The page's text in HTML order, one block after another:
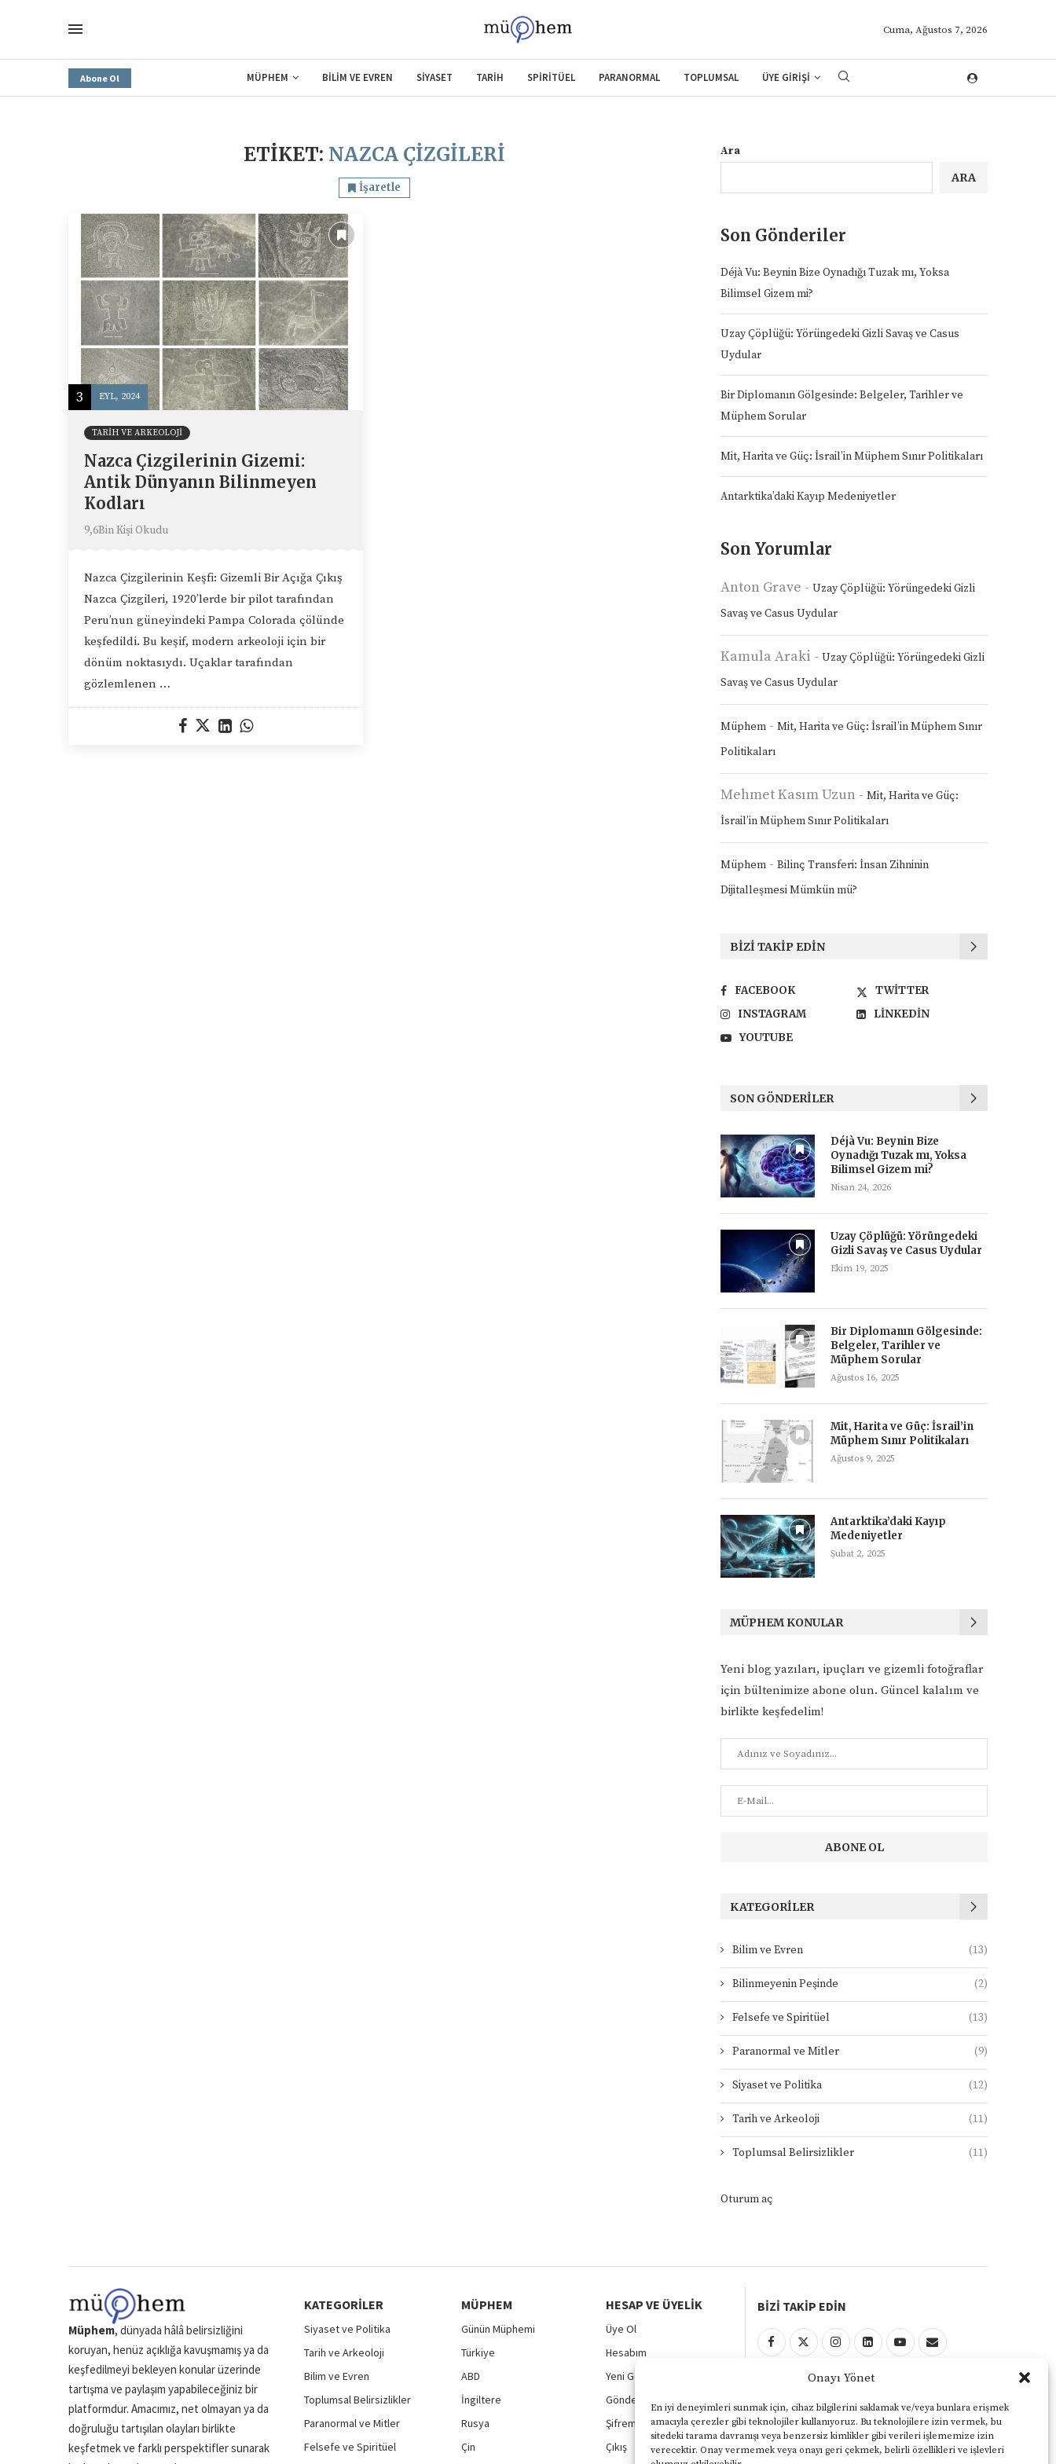
Onayı Yönet
En iyi deneyimleri sunmak için, cihaz bilgilerini saklamak ve/veya bunlara erişmek
amacıyla çerezler gibi teknolojiler kullanıyoruz. Bu teknolojilere izin vermek, bu
sitedeki tarama davranışı veya benzersiz kimlikler gibi verileri işlememize izin
verecektir. Onay vermemek veya onayı geri çekmek, belirli özellikleri ve işlevleri
Cuma, Ağustos 7, 2026
Abone Ol MÜPHEM BİLİM VE EVREN SİYASET TARİH SPİRİTÜEL PARANORMAL TOPLUMSAL ÜYE GİRİŞİ
ETIKET: NAZCA ÇIZGILERI
İşaretle
3 EYL, 2024
TARIH VE ARKEOLOJI
Nazca Çizgilerinin Gizemi:
Antik Dünyanın Bilinmeyen
Kodları
9,6Bin Kişi Okudu
Nazca Çizgilerinin Keşfi: Gizemli Bir Açığa Çıkış
Nazca Çizgileri, 1920’lerde bir pilot tarafından
Peru’nun güneyindeki Pampa Colorada çölünde
keşfedildi. Bu keşif, modern arkeoloji için bir
dönüm noktasıydı. Uçaklar tarafından
gözlemlenen …
Ara
ARA
Son Gönderiler
Déjà Vu: Beynin Bize Oynadığı Tuzak mı, Yoksa
Bilimsel Gizem mi?
Uzay Çöplüğü: Yörüngedeki Gizli Savaş ve Casus
Uydular
Bir Diplomanın Gölgesinde: Belgeler, Tarihler ve
Müphem Sorular
Mit, Harita ve Güç: İsrail’in Müphem Sınır Politikaları
Antarktika’daki Kayıp Medeniyetler
Son Yorumlar
Anton Grave - Uzay Çöplüğü: Yörüngedeki Gizli
Savaş ve Casus Uydular
Kamula Araki - Uzay Çöplüğü: Yörüngedeki Gizli
Savaş ve Casus Uydular
Müphem - Mit, Harita ve Güç: İsrail’in Müphem Sınır
Politikaları
Mehmet Kasım Uzun - Mit, Harita ve Güç:
İsrail’in Müphem Sınır Politikaları
Müphem - Bilinç Transferi: İnsan Zihninin
Dijitalleşmesi Mümkün mü?
BIZI TAKIP EDIN
FACEBOOK
TWITTER
INSTAGRAM
LINKEDIN
YOUTUBE
SON GÖNDERILER
Déjà Vu: Beynin Bize
Oynadığı Tuzak mı, Yoksa
Bilimsel Gizem mi?
Nisan 24, 2026
Uzay Çöplüğü: Yörüngedeki
Gizli Savaş ve Casus Uydular
Ekim 19, 2025
Bir Diplomanın Gölgesinde:
Belgeler, Tarihler ve
Müphem Sorular
Ağustos 16, 2025
Mit, Harita ve Güç: İsrail’in
Müphem Sınır Politikaları
Ağustos 9, 2025
Antarktika’daki Kayıp
Medeniyetler
Şubat 2, 2025
MÜPHEM KONULAR
Yeni blog yazıları, ipuçları ve gizemli fotoğraflar
için bültenimize abone olun. Güncel kalalım ve
birlikte keşfedelim!
KATEGORILER
Bilim ve Evren (13)
Bilinmeyenin Peşinde (2)
Felsefe ve Spiritüel (13)
Paranormal ve Mitler (9)
Siyaset ve Politika (12)
Tarih ve Arkeoloji (11)
Toplumsal Belirsizlikler (11)
Oturum aç
Müphem, dünyada hâlâ belirsizliğini
koruyan, henüz açıklığa kavuşmamış ya da
keşfedilmeyi bekleyen konular üzerinde
tartışma ve paylaşım yapabileceğiniz bir
platformdur. Amacımız, net olmayan ya da
doğruluğu tartışılan olayları birlikte
keşfetmek ve farklı perspektifler sunarak
KATEGORILER
Siyaset ve Politika
Tarih ve Arkeoloji
Bilim ve Evren
Toplumsal Belirsizlikler
Paranormal ve Mitler
Felsefe ve Spiritüel
MÜPHEM
Günün Müphemi
Türkiye
ABD
İngiltere
Rusya
Çin
HESAP VE ÜYELIK
Üye Ol
Hesabım
Yeni Gönderi
Gönderilerim
Şifremi Unuttum
Çıkış
BİZİ TAKİP EDİN
KULLANIM ŞARTLARI
Gizlilik ve Çerezler Politikası
Yasal Uyarı
KVKK Aydınlatma Metni